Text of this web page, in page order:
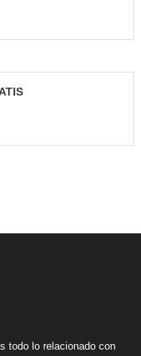
todo lo relacionado con